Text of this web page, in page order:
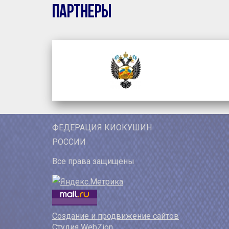
Партнеры
ФЕДЕРАЦИЯ КИОКУШИН
РОССИИ
Все права защищены
Создание и продвижение сайтов